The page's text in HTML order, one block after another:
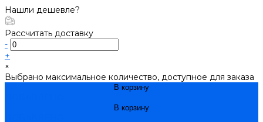
Нашли дешевле?
Рассчитать доставку
-
+
×
Выбрано максимальное количество, доступное для заказа
В корзину
В корзину